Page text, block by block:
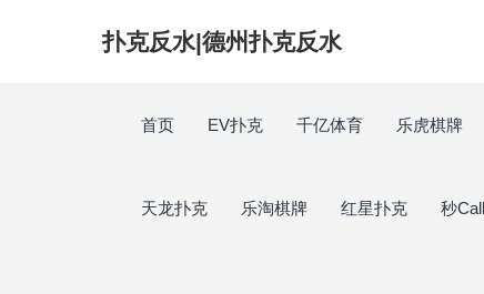
扑克反水|德州扑克反水
首页 EV扑克 千亿体育 乐虎棋牌
天龙扑克 乐淘棋牌 红星扑克 秒